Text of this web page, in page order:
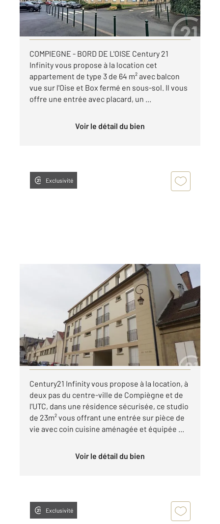
par mois charges comprises
Visiter le site dédié
COMPIEGNE - BORD DE L'OISE Century 21
Infinity vous propose à la location cet
appartement de type 3 de 64 m² avec balcon
vue sur l'Oise et Box fermé en sous-sol. Il vous
offre une entrée avec placard, un ...
Voir le détail du bien
Exclusivité
Appartement F1 à louer
425 €
par mois charges comprises
Visiter le site dédié
Century21 Infinity vous propose à la location, à
deux pas du centre-ville de Compiègne et de
l'UTC, dans une résidence sécurisée, ce studio
de 23m² vous offrant une entrée sur pièce de
vie avec coin cuisine aménagée et équipée ...
Voir le détail du bien
Exclusivité